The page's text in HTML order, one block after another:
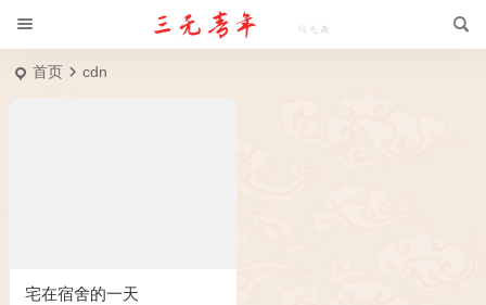
首页 cdn
宅在宿舍的一天